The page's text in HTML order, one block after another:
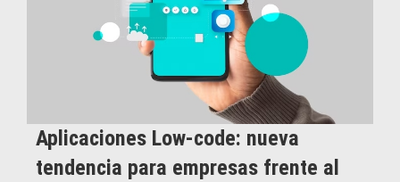
Aplicaciones Low-code: nueva
tendencia para empresas frente al